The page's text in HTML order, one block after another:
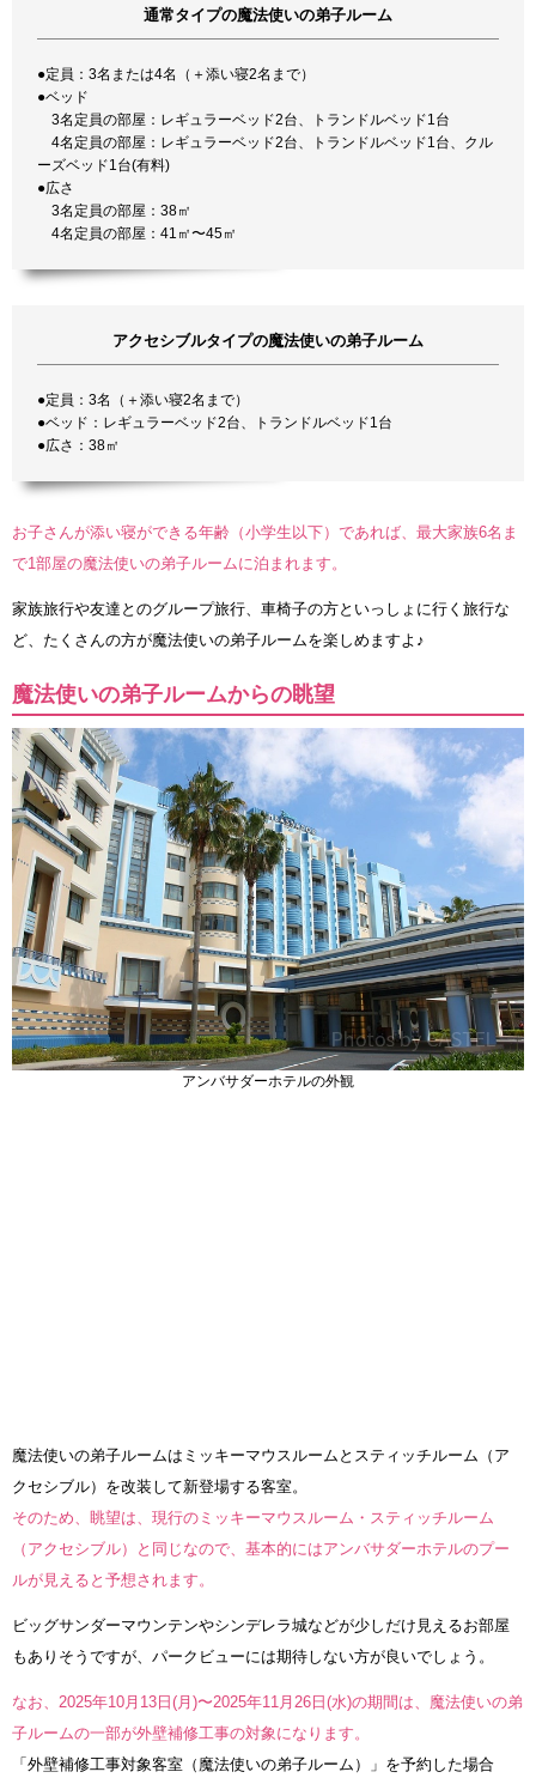
通常タイプの魔法使いの弟子ルーム
●定員：3名または4名（＋添い寝2名まで）
●ベッド
3名定員の部屋：レギュラーベッド2台、トランドルベッド1台
4名定員の部屋：レギュラーベッド2台、トランドルベッド1台、クル
ーズベッド1台(有料)
●広さ
3名定員の部屋：38㎡
4名定員の部屋：41㎡〜45㎡
アクセシブルタイプの魔法使いの弟子ルーム
●定員：3名（＋添い寝2名まで）
●ベッド：レギュラーベッド2台、トランドルベッド1台
●広さ：38㎡
お子さんが添い寝ができる年齢（小学生以下）であれば、最大家族6名ま
で1部屋の魔法使いの弟子ルームに泊まれます。
家族旅行や友達とのグループ旅行、車椅子の方といっしょに行く旅行な
ど、たくさんの方が魔法使いの弟子ルームを楽しめますよ♪
魔法使いの弟子ルームからの眺望
アンバサダーホテルの外観
魔法使いの弟子ルームはミッキーマウスルームとスティッチルーム（ア
クセシブル）を改装して新登場する客室。
そのため、眺望は、現行のミッキーマウスルーム・スティッチルーム
（アクセシブル）と同じなので、基本的にはアンバサダーホテルのプー
ルが見えると予想されます。
ビッグサンダーマウンテンやシンデレラ城などが少しだけ見えるお部屋
もありそうですが、パークビューには期待しない方が良いでしょう。
なお、2025年10月13日(月)〜2025年11月26日(水)の期間は、魔法使いの弟
子ルームの一部が外壁補修工事の対象になります。
「外壁補修工事対象客室（魔法使いの弟子ルーム）」を予約した場合